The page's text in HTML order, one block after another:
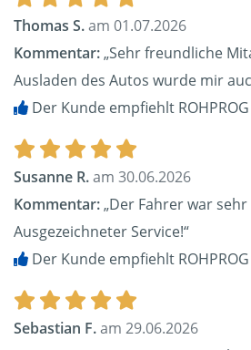
Thomas S.am 01.07.2026
Kommentar:„Sehr freundliche
Ausladen des Autos wurde mir
Der Kunde empfiehlt
Susanne R.am 30.06.2026
Kommentar:„Der Fahrer war
Ausgezeichneter Service!“
Der Kunde empfiehlt
Sebastian F.am 29.06.2026